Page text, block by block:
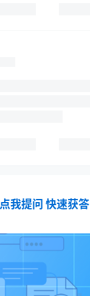
点我提问 快速获答